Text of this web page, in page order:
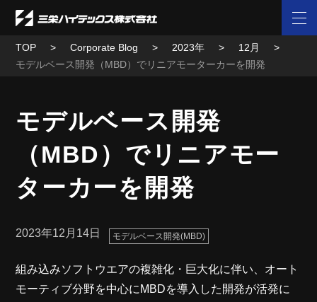
TOP Corporate Blog 2023年
12月
モデルベース開発（MBD）でリニアモーターカーを開発
モデルベース開発
（MBD）でリニアモー
ターカーを開発
2023年12月14日 モデルベース開発(MBD)
組み込みソフトウエアの複雑化・巨大化に伴い、オート
モーティブ分野を中心にMBDを導入した開発が活発に